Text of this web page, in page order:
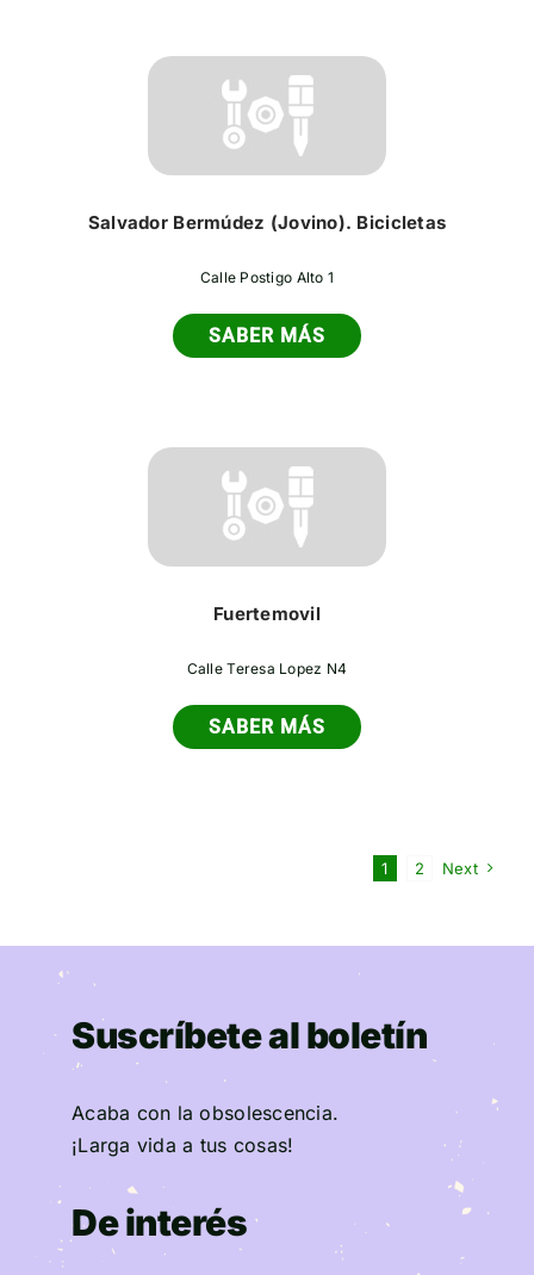
Salvador Bermúdez (Jovino). Bicicletas
Calle Postigo Alto 1
SABER MÁS
Fuertemovil
Calle Teresa Lopez N4
SABER MÁS
1 2 Next
Suscríbete al boletín
Acaba con la obsolescencia.
¡Larga vida a tus cosas!
De interés